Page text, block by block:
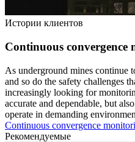
Истории клиентов
Continuous convergence
As underground mines continue
and so do the safety challenges
increasingly looking for
accurate and dependable, but
operate in demanding
Continuous convergence
Рекомендуемые